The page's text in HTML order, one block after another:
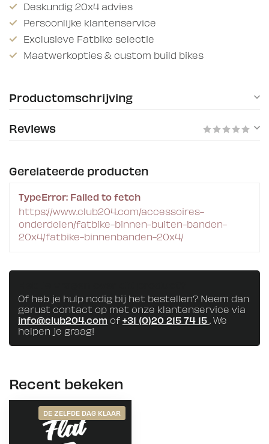
Deskundig 20x4 advies
Persoonlijke klantenservice
Exclusieve Fatbike selectie
Maatwerkopties & custom build bikes
Productomschrijving
Reviews
Gerelateerde producten
TypeError: Failed to fetch
https://www.club204.com/accessoires-
onderdelen/fatbike-binnen-buiten-banden-
20x4/fatbike-binnenbanden-20x4/
Of heb je hulp nodig bij het bestellen? Neem dan
gerust contact op met onze klantenservice via
info@club204.com of +31 (0)20 215 74 15 . We
helpen je graag!
Recent bekeken
DE ZELFDE DAG KLAAR